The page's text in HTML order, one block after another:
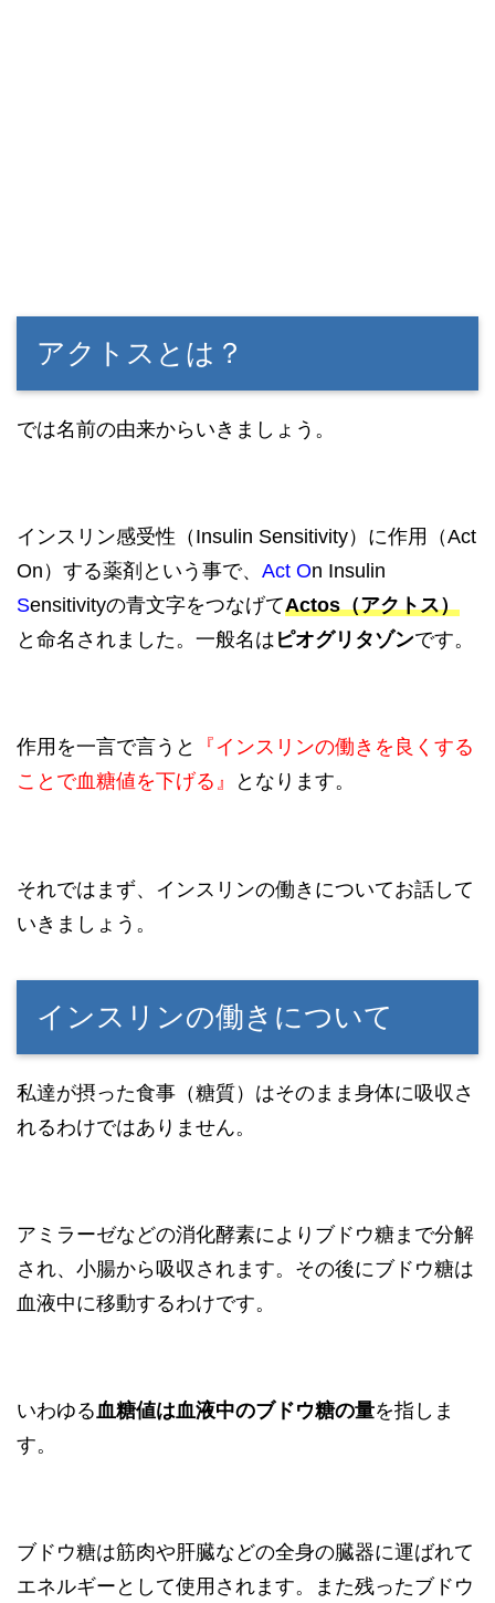
アクトスとは？
では名前の由来からいきましょう。
インスリン感受性（Insulin Sensitivity）に作用（Act
On）する薬剤という事で、 Act On Insulin
Sensitivityの青文字をつなげてActos（アクトス）
と命名されました。一般名は ピオグリタゾンです。
作用を一言で言うと
『インスリンの働きを良くする
ことで血糖値を下げる』
となります。
それではまず、インスリンの働きについてお話して
いきましょう。
インスリンの働きについて
私達が摂った食事（糖質）はそのまま身体に吸収さ
れるわけではありません。
アミラーゼなどの消化酵素によりブドウ糖まで分解
され、小腸から吸収されます。その後にブドウ糖は
血液中に移動するわけです。
いわゆる 血糖値は血液中のブドウ糖の量を指しま
す。
ブドウ糖は筋肉や肝臓などの全身の臓器に運ばれて
エネルギーとして使用されます。また残ったブドウ